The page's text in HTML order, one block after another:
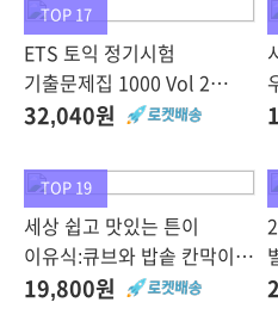
TOP 17
ETS 토익 정기시험
기출문제집 1000 Vol 2
READING + LISTENING
32,040원
TOP 19
세상 쉽고 맛있는 튼이
이유식:큐브와 밥솥 칸막이로
한 번에 3가지 9끼 이유식
19,800원